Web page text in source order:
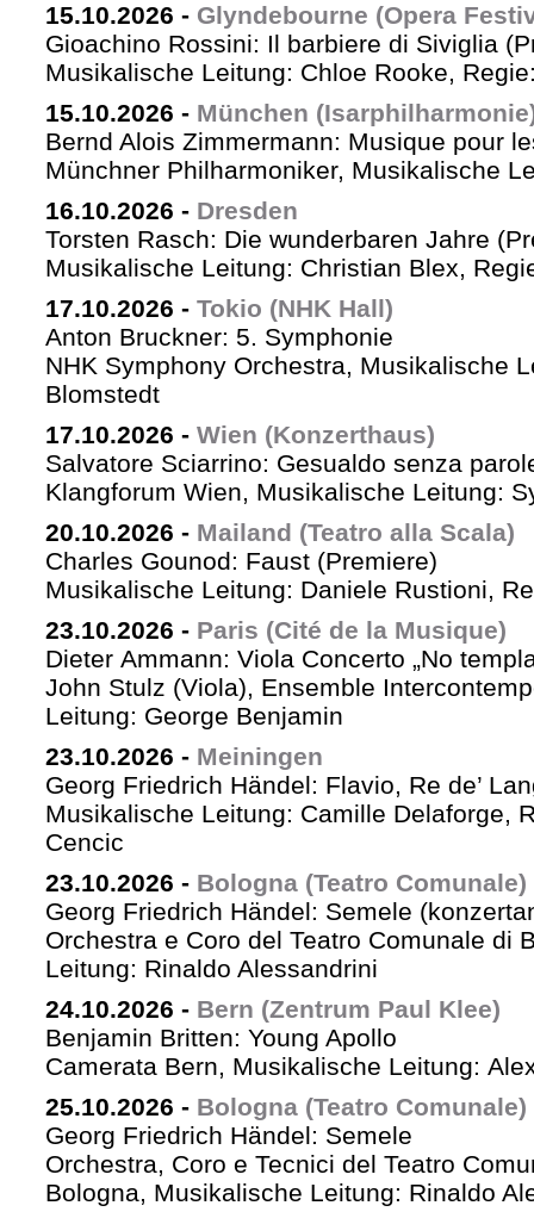
15.10.2026 - Glyndebourne (Opera
Gioachino Rossini: Il barbiere di Siviglia
Musikalische Leitung: Chloe Rooke,
15.10.2026 - München
Bernd Alois Zimmermann: Musique pour
Münchner Philharmoniker, Musikalische
16.10.2026 - Dresden
Torsten Rasch: Die wunderbaren Jahre
Musikalische Leitung: Christian Blex,
17.10.2026 - Tokio (NHK Hall)
Anton Bruckner: 5. Symphonie
NHK Symphony Orchestra, Musikalische
Blomstedt
17.10.2026 - Wien (Konzerthaus)
Salvatore Sciarrino: Gesualdo senza
Klangforum Wien, Musikalische Leitung:
20.10.2026 - Mailand (Teatro alla Scala)
Charles Gounod: Faust (Premiere)
Musikalische Leitung: Daniele Rustioni,
23.10.2026 - Paris (Cité de la Musique)
Dieter Ammann: Viola Concerto „No
John Stulz (Viola), Ensemble
Leitung: George Benjamin
23.10.2026 - Meiningen
Georg Friedrich Händel: Flavio, Re de’
Musikalische Leitung: Camille Delaforge,
Cencic
23.10.2026 - Bologna (Teatro Comunale)
Georg Friedrich Händel: Semele
Orchestra e Coro del Teatro Comunale di
Leitung: Rinaldo Alessandrini
24.10.2026 - Bern (Zentrum Paul Klee)
Benjamin Britten: Young Apollo
Camerata Bern, Musikalische Leitung:
25.10.2026 - Bologna (Teatro Comunale)
Georg Friedrich Händel: Semele
Orchestra, Coro e Tecnici del Teatro
Bologna, Musikalische Leitung: Rinaldo